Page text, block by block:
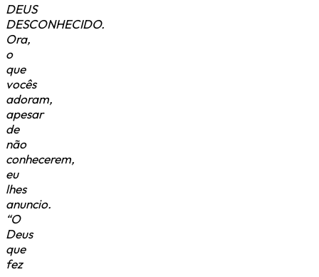
DEUS
DESCONHECIDO.
Ora,
o
que
vocês
adoram,
apesar
de
não
conhecerem,
eu
lhes
anuncio.
“O
Deus
que
fez